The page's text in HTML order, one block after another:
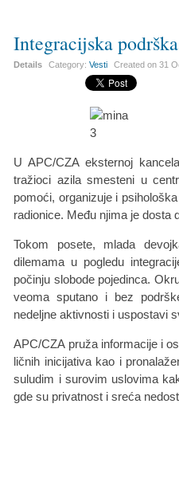
Integracijska
Details Category:Vesti Created on31
U APC/CZA eksternoj
tražioci azila smesteni u
pomoći, organizuje i
radionice. Među njima je dosta
Tokom posete, mlada
dilemama u pogledu
počinju slobode pojedinca.
veoma sputano i bez
nedeljne aktivnosti i uspostavi
APC/CZA pruža informacije i
ličnih inicijativa kao i
suludim i surovim uslovima
gde su privatnost i sreća